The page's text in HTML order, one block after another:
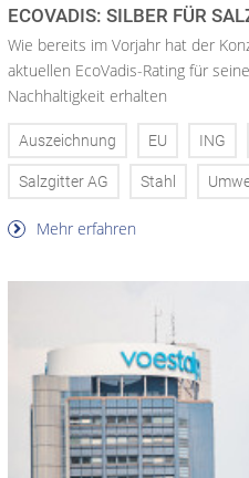
ECOVADIS: SILBER FÜR
Wie bereits im Vorjahr hat der
aktuellen EcoVadis-Rating für
Nachhaltigkeit erhalten
Auszeichnung EU ING
Salzgitter AG Stahl
Mehr erfahren